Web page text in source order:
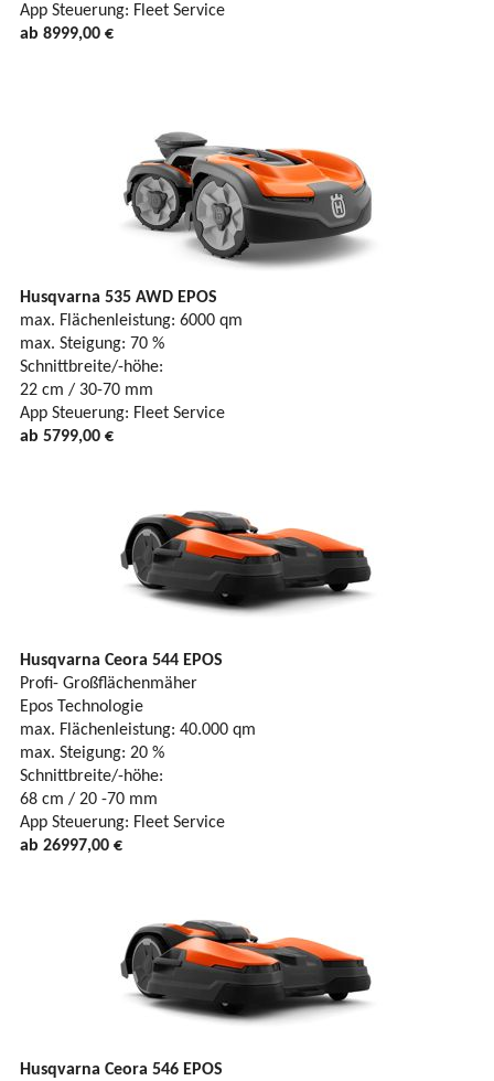
App Steuerung: Fleet Service
ab 8999,00 €
Husqvarna 535 AWD EPOS
max. Flächenleistung: 6000 qm
max. Steigung: 70 %
Schnittbreite/-höhe:
22 cm / 30-70 mm
App Steuerung: Fleet Service
ab 5799,00 €
Husqvarna Ceora 544 EPOS
Profi- Großflächenmäher
Epos Technologie
max. Flächenleistung: 40.000 qm
max. Steigung: 20 %
Schnittbreite/-höhe:
68 cm / 20 -70 mm
App Steuerung: Fleet Service
ab 26997,00 €
Husqvarna Ceora 546 EPOS